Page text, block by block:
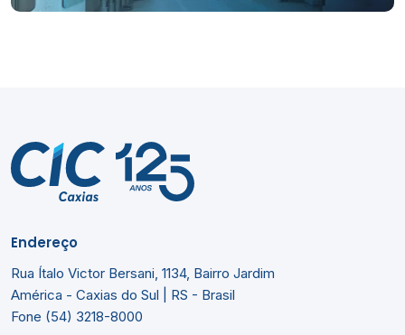
Endereço
Rua Ítalo Victor Bersani, 1134, Bairro Jardim
América - Caxias do Sul | RS - Brasil
Fone (54) 3218-8000